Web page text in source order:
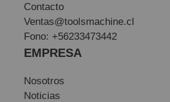
Contacto
Ventas@toolsmachine.cl
Fono: +56233473442
EMPRESA
Nosotros
Noticias